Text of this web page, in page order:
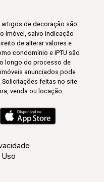
de decoração são
imóvel, salvo indicação
de alterar valores e
condomínio e IPTU são
longo do processo de
anunciados pode
feitas no site
venda ou locação.